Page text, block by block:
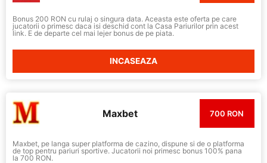
Bonus 200 RON cu rulaj o singura data. Aceasta este oferta pe care
jucatorii o primesc daca isi deschid cont la Casa Pariurilor prin acest
link. E de departe cel mai lejer bonus de pe piata.
INCASEAZA
Maxbet 700 RON
Maxbet, pe langa super platforma de cazino, dispune si de o platforma
de top pentru pariuri sportive. Jucatorii noi primesc bonus 100% pana
la 700 RON.